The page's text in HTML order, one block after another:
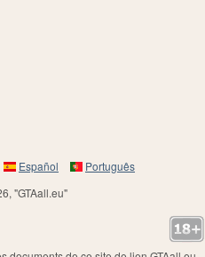
Español
Português
"GTAall.eu"